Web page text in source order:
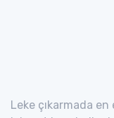
Leke çıkarmada